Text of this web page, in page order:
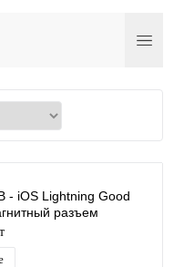
- iOS Lightning Good
разъем
для телефона,